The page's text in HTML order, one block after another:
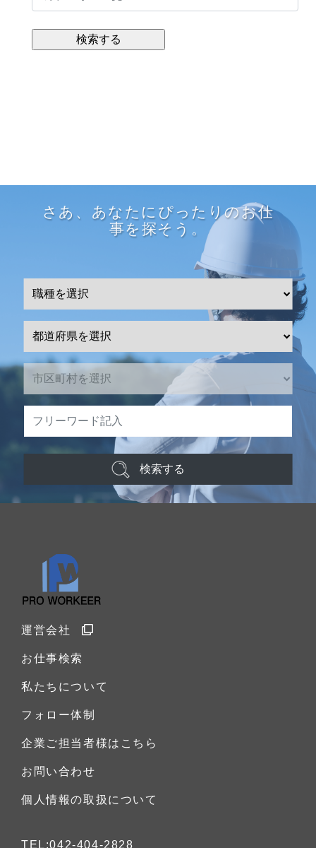
さあ、あなたにぴったりのお仕
事を探そう。
検索する
運営会社
お仕事検索
私たちについて
フォロー体制
企業ご担当者様はこちら
お問い合わせ
個人情報の取扱について
TEL:042-404-2828